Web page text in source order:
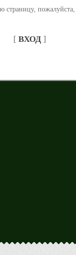
страницу,
[ ВХОД ]